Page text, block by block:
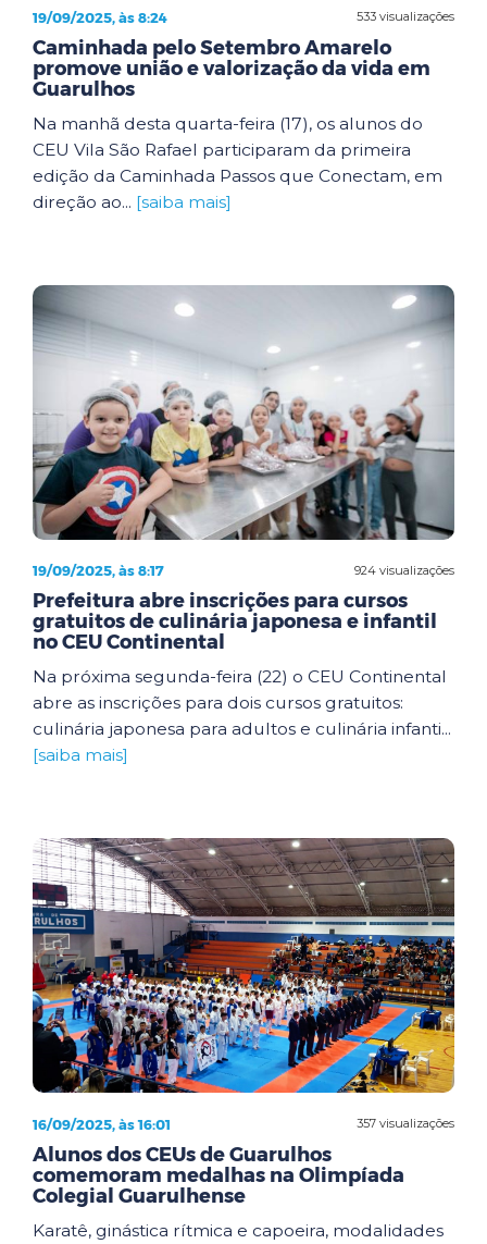
533 visualizações
19/09/2025, às 8:24
Caminhada pelo Setembro Amarelo
promove união e valorização da vida em
Guarulhos
Na manhã desta quarta-feira (17), os alunos do
CEU Vila São Rafael participaram da primeira
edição da Caminhada Passos que Conectam, em
direção ao... [saiba mais]
924 visualizações
19/09/2025, às 8:17
Prefeitura abre inscrições para cursos
gratuitos de culinária japonesa e infantil
no CEU Continental
Na próxima segunda-feira (22) o CEU Continental
abre as inscrições para dois cursos gratuitos:
culinária japonesa para adultos e culinária infanti...
[saiba mais]
357 visualizações
16/09/2025, às 16:01
Alunos dos CEUs de Guarulhos
comemoram medalhas na Olimpíada
Colegial Guarulhense
Karatê, ginástica rítmica e capoeira, modalidades